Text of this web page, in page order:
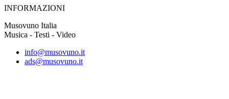
INFORMAZIONI
Musovuno Italia
Musica - Testi - Video
info@musovuno.it
ads@musovuno.it